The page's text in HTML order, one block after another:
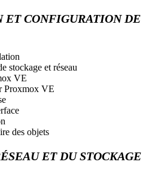
ET CONFIGURATION DE
stockage et réseau
VE
Proxmox VE
des objets
ET DU STOCKAGE